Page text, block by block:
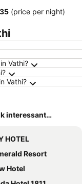
(price per night)
Vathi?
Vathi?
interessant…
HOTEL
Resort
Hotel